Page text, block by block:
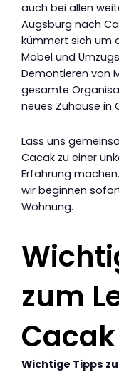
auch bei allen
Augsburg nach
kümmert sich um
Möbel und
Demontieren von
gesamte
neues Zuhause in
Lass uns
Cacak zu einer
Erfahrung
wir beginnen
Wohnung.
zum
Cacak
Wichtige Tipps